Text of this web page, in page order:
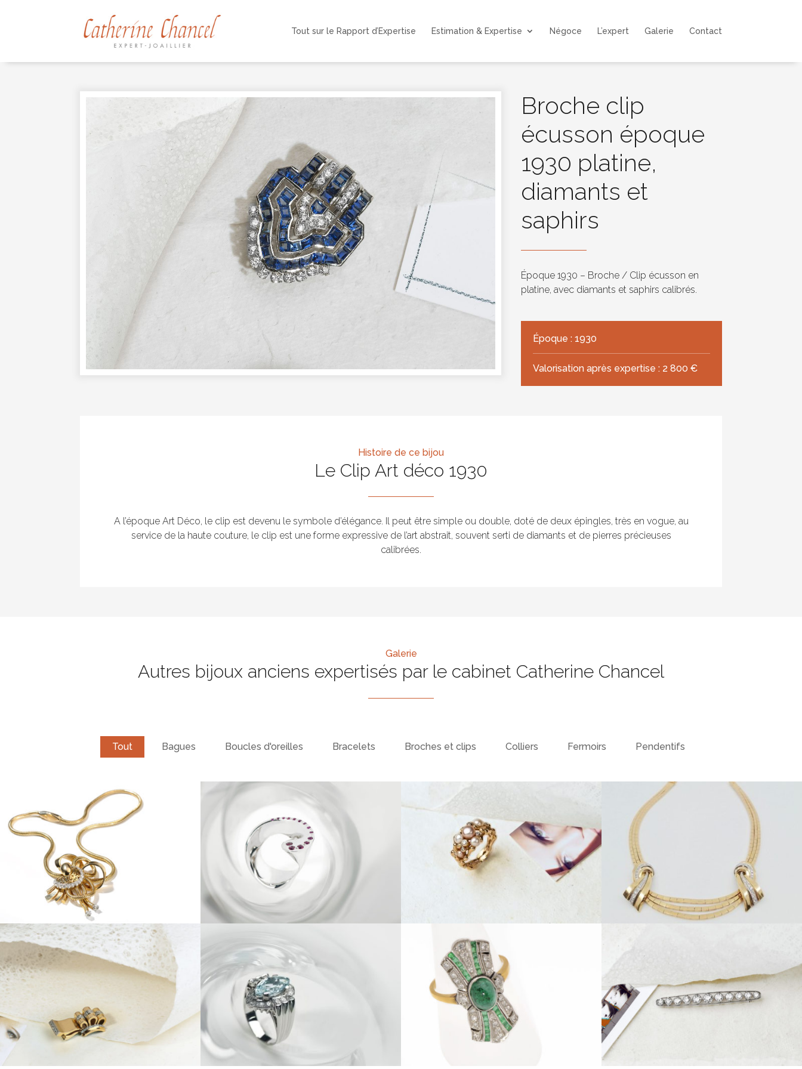
Tout sur le Rapport d’Expertise Estimation & Expertise Négoce L’expert Galerie Contact
Broche clip
écusson époque
1930 platine,
diamants et
saphirs
Époque 1930 – Broche / Clip écusson en
platine, avec diamants et saphirs calibrés.
Époque : 1930
Valorisation après expertise : 2 800 €
Histoire de ce bijou
Le Clip Art déco 1930
A l’époque Art Déco, le clip est devenu le symbole d’élégance. Il peut être simple ou double, doté de deux épingles, très en vogue, au
service de la haute couture, le clip est une forme expressive de l’art abstrait, souvent serti de diamants et de pierres précieuses
calibrées.
Galerie
Autres bijoux anciens expertisés par le cabinet Catherine Chancel
Tout Bagues Boucles d'oreilles Bracelets Broches et clips Colliers Fermoirs Pendentifs